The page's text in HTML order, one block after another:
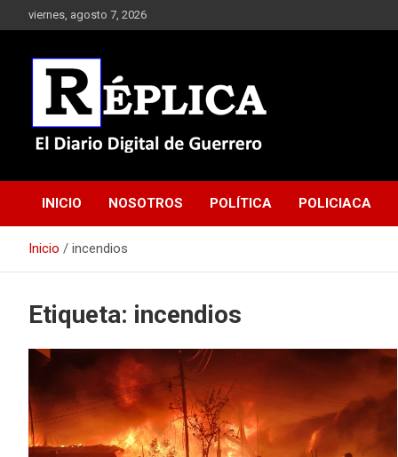
al
viernes, agosto 7, 2026
Réplica
INICIO NOSOTROS POLÍTICA POLICIACA
Inicio incendios
Etiqueta: incendios